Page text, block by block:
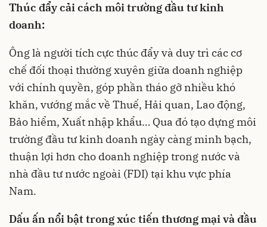
Thúc đẩy cải cách môi trường đầu tư kinh
doanh:
Ông là người tích cực thúc đẩy và duy trì các cơ
chế đối thoại thường xuyên giữa doanh nghiệp
với chính quyền, góp phần tháo gỡ nhiều khó
khăn, vướng mắc về Thuế, Hải quan, Lao động,
Bảo hiểm, Xuất nhập khẩu… Qua đó tạo dựng môi
trường đầu tư kinh doanh ngày càng minh bạch,
thuận lợi hơn cho doanh nghiệp trong nước và
nhà đầu tư nước ngoài (FDI) tại khu vực phía
Nam.
Dấu ấn nổi bật trong xúc tiến thương mại và đầu